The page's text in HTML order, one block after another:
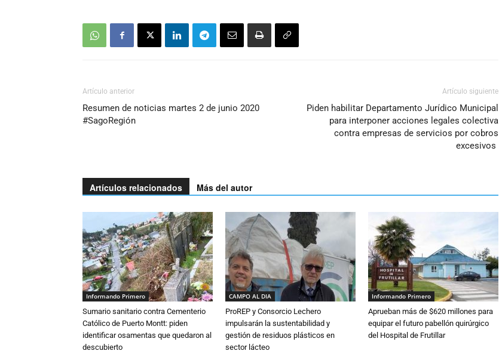
Artículo anterior
Resumen de noticias martes 2 de junio 2020
#SagoRegión
Artículo siguiente
Piden habilitar Departamento Jurídico Municipal
para interponer acciones legales colectiva
contra empresas de servicios por cobros
excesivos
Artículos relacionados Más del autor
Informando Primero
Sumario sanitario contra Cementerio
Católico de Puerto Montt: piden
identificar osamentas que quedaron al
descubierto
CAMPO AL DIA
ProREP y Consorcio Lechero
impulsarán la sustentabilidad y
gestión de residuos plásticos en
sector lácteo
Informando Primero
Aprueban más de $620 millones para
equipar el futuro pabellón quirúrgico
del Hospital de Frutillar